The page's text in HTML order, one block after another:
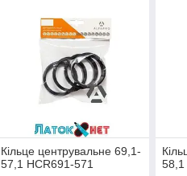
Кільце центрувальне 69,1-
57,1 HCR691-571
58,1